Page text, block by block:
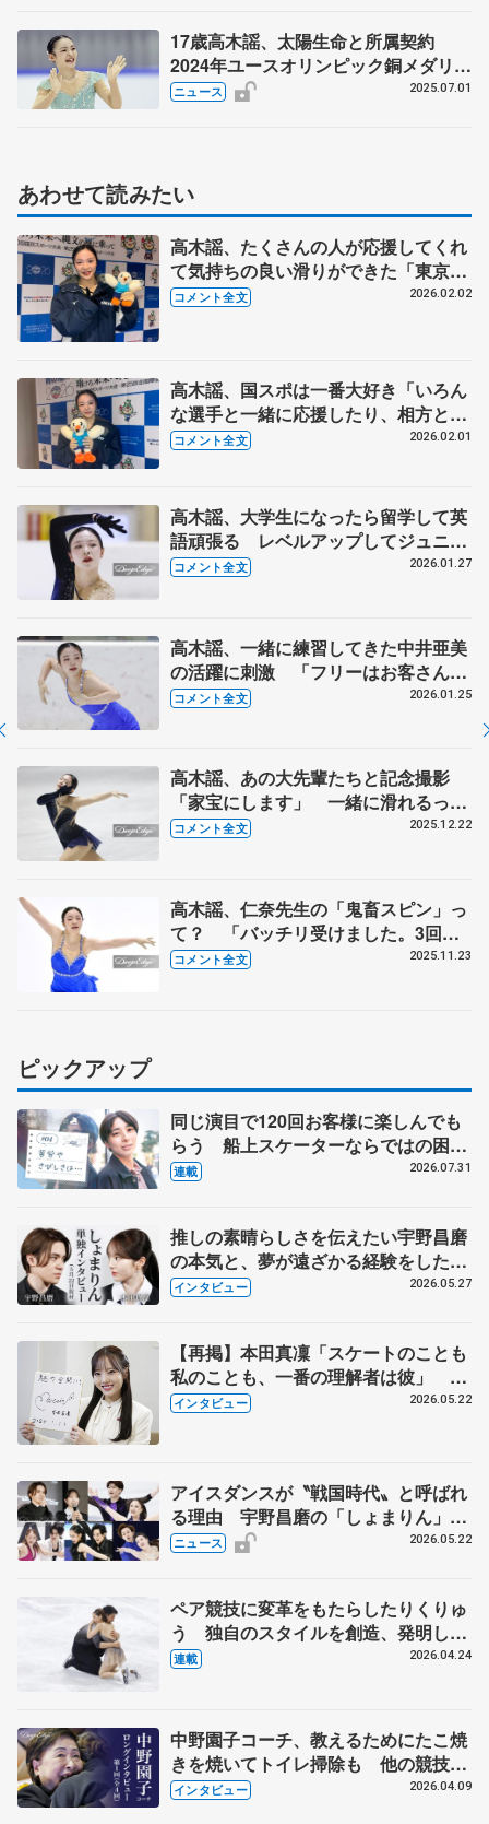
17歳高木謡、太陽生命と所属契約
2024年ユースオリンピック銅メダリス
ト
ニュース 2025.07.01
あわせて読みたい
高木謡、たくさんの人が応援してくれ
て気持ちの良い滑りができた「東京チ
ームの皆さんと頑張って、すごく楽し
コメント全文 2026.02.02
高木謡、国スポは一番大好き「いろん
な選手と一緒に応援したり、相方と一
緒に頑張れる」 【国民スポーツ大会冬
コメント全文 2026.02.01
高木謡、大学生になったら留学して英
語頑張る レベルアップしてジュニア
GPにもう一度出たい【全国高校スケ
コメント全文 2026.01.27
高木謡、一緒に練習してきた中井亜美
の活躍に刺激 「フリーはお客さんを
笑顔にする演技をしたい」 【全国高
コメント全文 2026.01.25
高木謡、あの大先輩たちと記念撮影
「家宝にします」 一緒に滑れるっ
て…幸せ者だなって【全日本フィギュ
コメント全文 2025.12.22
高木謡、仁奈先生の「鬼畜スピン」っ
て？ 「バッチリ受けました。3回連
続とか、きつい状態で、速く回る練
コメント全文 2025.11.23
ピックアップ
同じ演目で120回お客様に楽しんでも
らう 船上スケーターならではの困難
とは 影響あったPIW前キャプテン松
連載 2026.07.31
推しの素晴らしさを伝えたい宇野昌磨
の本気と、夢が遠ざかる経験をした本
田真凜の覚悟
インタビュー 2026.05.27
【再掲】本田真凜「スケートのことも
私のことも、一番の理解者は彼」 引
退時の単独インタビューで語った競技
インタビュー 2026.05.22
アイスダンスが〝戦国時代〟と呼ばれ
る理由 宇野昌磨の「しょまりん」ら
実力者が相次いで参戦 国内の競争激
ニュース 2026.05.22
ペア競技に変革をもたらしたりくりゅ
う 独自のスタイルを創造、発明した
【引退発表後②】
連載 2026.04.24
中野園子コーチ、教えるためにたこ焼
きを焼いてトイレ掃除も 他の競技に
も通用するという坂本花織の筋肉
インタビュー 2026.04.09